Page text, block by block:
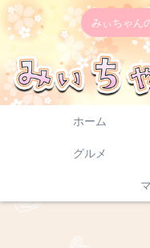
みぃちゃん
ホーム
グルメ